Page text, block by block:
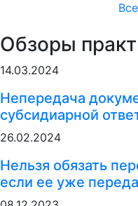
Обзоры
14.03.2024
Непередача
субсидиарной
26.02.2024
Нельзя обязать
если ее уже